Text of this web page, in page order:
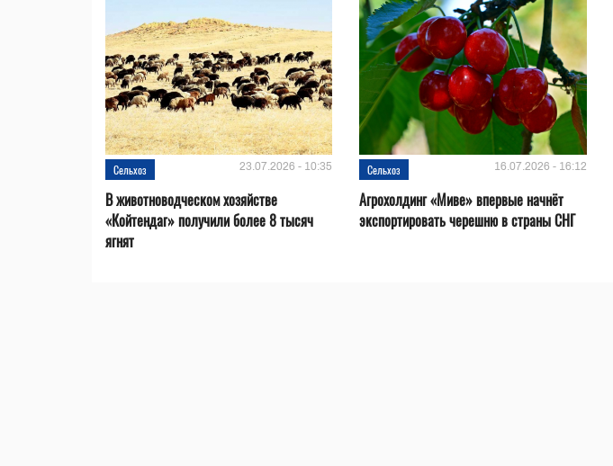
Сельхоз 23.07.2026 - 10:35
В животноводческом хозяйстве
«Койтендаг» получили более 8 тысяч
ягнят
Сельхоз 16.07.2026 - 16:12
Агрохолдинг «Миве» впервые начнёт
экспортировать черешню в страны СНГ